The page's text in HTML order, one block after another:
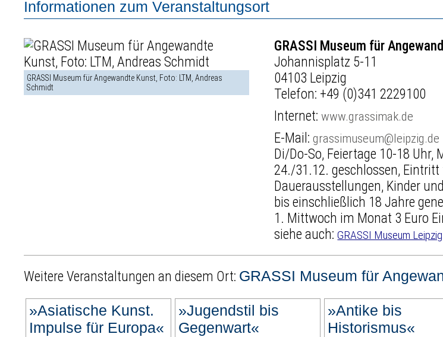
Informationen zum Veranstaltungsort
GRASSI Museum für Angewandte Kunst, Foto: LTM, Andreas
Schmidt
GRASSI Museum für
Johannisplatz 5-11
04103 Leipzig
Telefon: +49 (0)341 2229100
Internet:www.grassimak.de
E-Mail:grassimuseum@leipzig.de
Di/Do-So, Feiertage 10-18 Uhr,
24./31.12. geschlossen, Eintritt
Dauerausstellungen, Kinder
bis einschließlich 18 Jahre
1. Mittwoch im Monat 3 Euro
siehe auch:GRASSI Museum Leipzig
Weitere Veranstaltungen an diesem Ort: GRASSI Museum für
»Asiatische Kunst.
Impulse für Europa«
»Jugendstil bis
Gegenwart«
»Antike bis
Historismus«